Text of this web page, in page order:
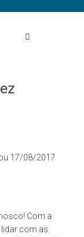
17/08/2017
Com a
lidar com as